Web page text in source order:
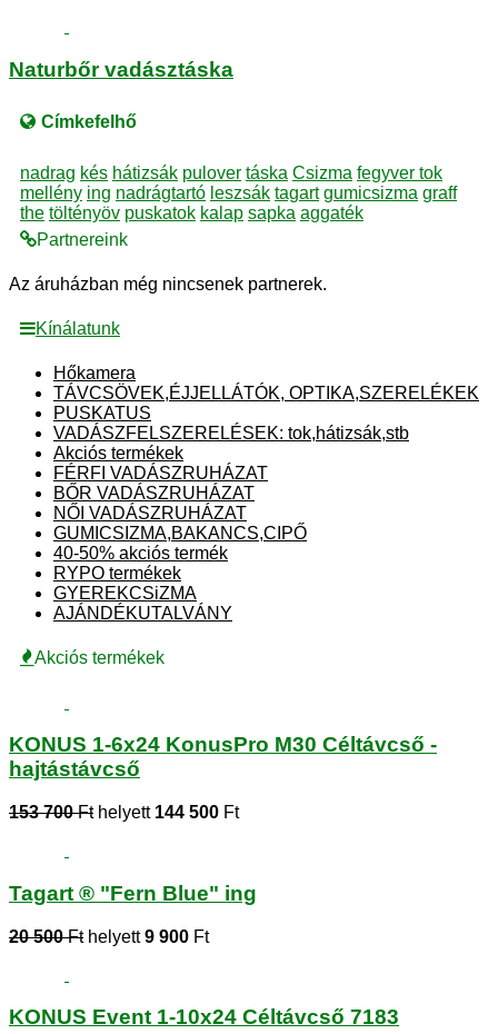
Naturbőr vadásztáska
Címkefelhő
nadrag kés hátizsák pulover táska Csizma fegyver tok
mellény ing nadrágtartó leszsák tagart gumicsizma graff
the töltényöv puskatok kalap sapka aggaték
Partnereink
Az áruházban még nincsenek partnerek.
Kínálatunk
Hőkamera
TÁVCSÖVEK,ÉJJELLÁTÓK, OPTIKA,SZERELÉKEK
PUSKATUS
VADÁSZFELSZERELÉSEK: tok,hátizsák,stb
Akciós termékek
FÉRFI VADÁSZRUHÁZAT
BŐR VADÁSZRUHÁZAT
NŐI VADÁSZRUHÁZAT
GUMICSIZMA,BAKANCS,CIPŐ
40-50% akciós termék
RYPO termékek
GYEREKCSiZMA
AJÁNDÉKUTALVÁNY
Akciós termékek
KONUS 1-6x24 KonusPro M30 Céltávcső -
hajtástávcső
153 700 Fthelyett 144 500 Ft
Tagart ® "Fern Blue" ing
20 500 Fthelyett9 900 Ft
KONUS Event 1-10x24 Céltávcső 7183